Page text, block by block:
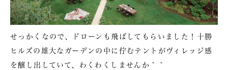
せっかくなので、ドローンも飛ばしてもらいました！十勝
ヒルズの雄大なガーデンの中に佇むテントがヴィレッジ感
を醸し出していて、わくわくしませんか＾＾